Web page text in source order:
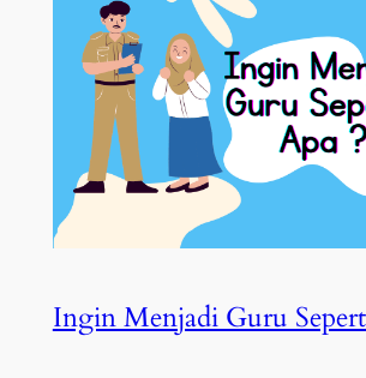
Ingin Menjadi Guru